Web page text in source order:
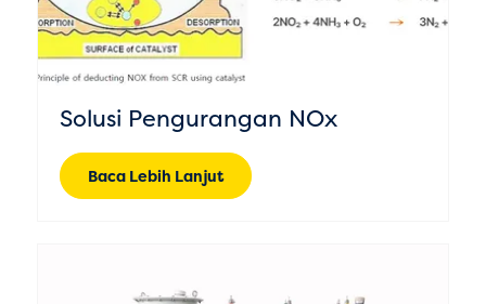
Solusi Pengurangan NOx
Baca Lebih Lanjut